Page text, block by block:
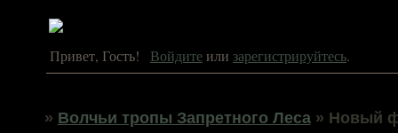
Привет, Гость! Войдитеили зарегистрируйтесь.
» Волчьи тропы Запретного Леса » Новый